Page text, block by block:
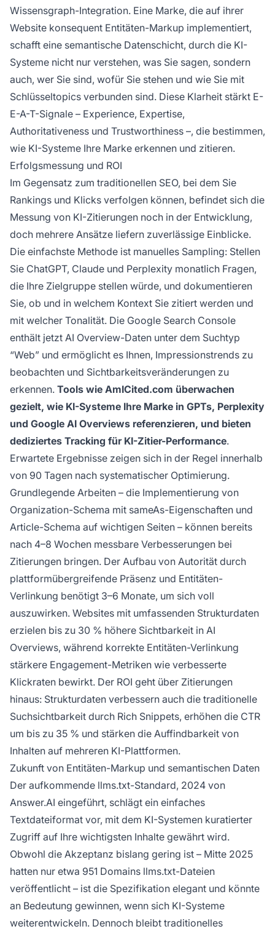
Wissensgraph-Integration. Eine Marke, die auf ihrer
Website konsequent Entitäten-Markup implementiert,
schafft eine semantische Datenschicht, durch die KI-
Systeme nicht nur verstehen, was Sie sagen, sondern
auch, wer Sie sind, wofür Sie stehen und wie Sie mit
Schlüsseltopics verbunden sind. Diese Klarheit stärkt E-
E-A-T-Signale – Experience, Expertise,
Authoritativeness und Trustworthiness –, die bestimmen,
wie KI-Systeme Ihre Marke erkennen und zitieren.
Erfolgsmessung und ROI
Im Gegensatz zum traditionellen SEO, bei dem Sie
Rankings und Klicks verfolgen können, befindet sich die
Messung von KI-Zitierungen noch in der Entwicklung,
doch mehrere Ansätze liefern zuverlässige Einblicke.
Die einfachste Methode ist manuelles Sampling: Stellen
Sie ChatGPT, Claude und Perplexity monatlich Fragen,
die Ihre Zielgruppe stellen würde, und dokumentieren
Sie, ob und in welchem Kontext Sie zitiert werden und
mit welcher Tonalität. Die Google Search Console
enthält jetzt AI Overview-Daten unter dem Suchtyp
“Web” und ermöglicht es Ihnen, Impressionstrends zu
beobachten und Sichtbarkeitsveränderungen zu
erkennen. Tools wie AmICited.com überwachen
gezielt, wie KI-Systeme Ihre Marke in GPTs, Perplexity
und Google AI Overviews referenzieren, und bieten
dediziertes Tracking für KI-Zitier-Performance.
Erwartete Ergebnisse zeigen sich in der Regel innerhalb
von 90 Tagen nach systematischer Optimierung.
Grundlegende Arbeiten – die Implementierung von
Organization-Schema mit sameAs-Eigenschaften und
Article-Schema auf wichtigen Seiten – können bereits
nach 4–8 Wochen messbare Verbesserungen bei
Zitierungen bringen. Der Aufbau von Autorität durch
plattformübergreifende Präsenz und Entitäten-
Verlinkung benötigt 3–6 Monate, um sich voll
auszuwirken. Websites mit umfassenden Strukturdaten
erzielen bis zu 30 % höhere Sichtbarkeit in AI
Overviews, während korrekte Entitäten-Verlinkung
stärkere Engagement-Metriken wie verbesserte
Klickraten bewirkt. Der ROI geht über Zitierungen
hinaus: Strukturdaten verbessern auch die traditionelle
Suchsichtbarkeit durch Rich Snippets, erhöhen die CTR
um bis zu 35 % und stärken die Auffindbarkeit von
Inhalten auf mehreren KI-Plattformen.
Zukunft von Entitäten-Markup und semantischen Daten
Der aufkommende llms.txt-Standard, 2024 von
Answer.AI eingeführt, schlägt ein einfaches
Textdateiformat vor, mit dem KI-Systemen kuratierter
Zugriff auf Ihre wichtigsten Inhalte gewährt wird.
Obwohl die Akzeptanz bislang gering ist – Mitte 2025
hatten nur etwa 951 Domains llms.txt-Dateien
veröffentlicht – ist die Spezifikation elegant und könnte
an Bedeutung gewinnen, wenn sich KI-Systeme
weiterentwickeln. Dennoch bleibt traditionelles